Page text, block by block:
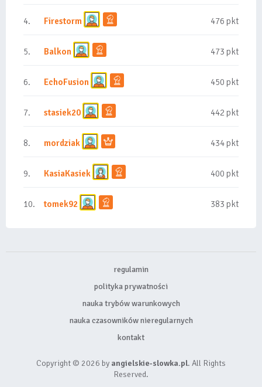
4. Firestorm 476 pkt
5. Balkon 473 pkt
6. EchoFusion 450 pkt
7. stasiek20 442 pkt
8. mordziak 434 pkt
9. KasiaKasiek 400 pkt
10. tomek92 383 pkt
regulamin
polityka prywatności
nauka trybów warunkowych
nauka czasowników nieregularnych
kontakt
Copyright © 2026 by angielskie-slowka.pl. All Rights
Reserved.